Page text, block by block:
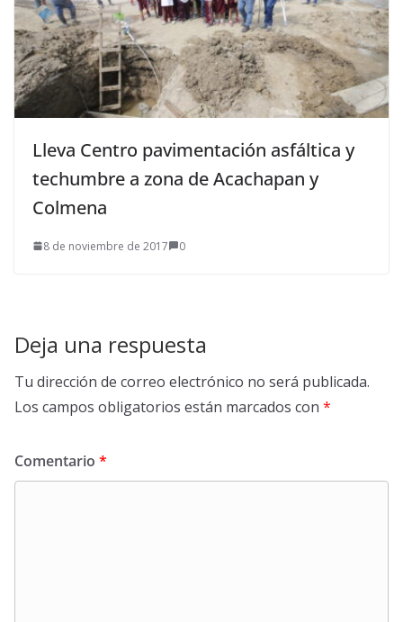
Lleva Centro pavimentación asfáltica y
techumbre a zona de Acachapan y
Colmena
8 de noviembre de 2017 0
Deja una respuesta
Tu dirección de correo electrónico no será publicada.
Los campos obligatorios están marcados con *
Comentario *